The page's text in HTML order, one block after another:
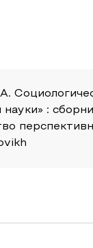
науки» :